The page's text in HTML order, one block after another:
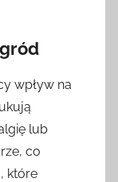
wpływ na
lub
co
które